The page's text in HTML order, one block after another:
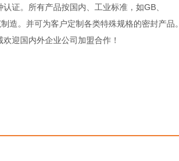
证。所有产品按国内、工业标准，如GB、
造。并可为客户定制各类特殊规格的密封产品。
迎国内外企业公司加盟合作！